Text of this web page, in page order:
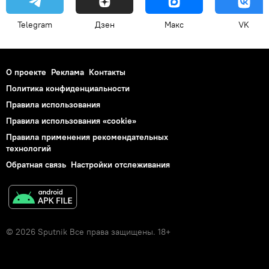
Telegram Дзен Макс VK
О проекте Реклама Контакты
Политика конфиденциальности
Правила использования
Правила использования «cookie»
Правила применения рекомендательных
технологий
Обратная связь Настройки отслеживания
© 2026 Sputnik Все права защищены. 18+